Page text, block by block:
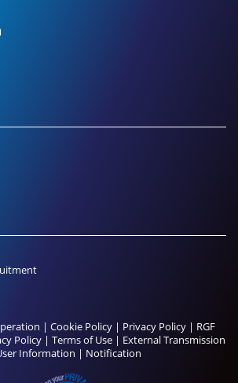
| Cookie Policy| Privacy Policy| RGF
Policy | Terms of Use | External Transmission
Information | Notification